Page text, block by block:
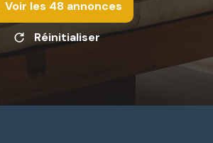
Voir les 48annonces
Réinitialiser